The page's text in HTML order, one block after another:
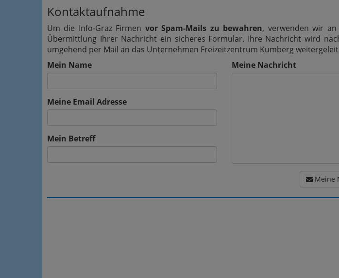
Kontaktaufnahme
Um die Info-Graz Firmen vor Spam-Mails zu bewahren, verwenden wir
Übermittlung Ihrer Nachricht ein sicheres Formular. Ihre Nachricht wird
umgehend per Mail an das Unternehmen Freizeitzentrum Kumberg
Mein Name
Meine Email Adresse
Mein Betreff
Meine Nachricht
Meine